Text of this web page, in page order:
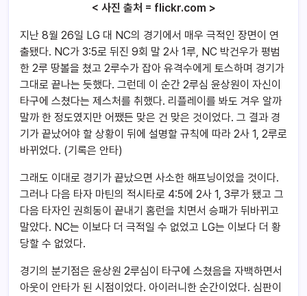
< 사진 출처 = flickr.com >
지난 8월 26일 LG 대 NC의 경기에서 매우 극적인 장면이 연
출됐다. NC가 3:5로 뒤진 9회 말 2사 1루, NC 박건우가 평범
한 2루 땅볼을 쳤고 2루수가 잡아 유격수에게 토스하며 경기가
그대로 끝나는 듯했다. 그런데 이 순간 2루심 윤상원이 자신이
타구에 스쳤다는 제스처를 취했다. 리플레이를 봐도 겨우 알까
말까 한 정도였지만 어쨌든 맞은 건 맞은 것이었다. 그 결과 경
기가 끝났어야 할 상황이 뒤에 설명할 규칙에 따라 2사 1, 2루로
바뀌었다. (기록은 안타)
그래도 이대로 경기가 끝났으면 사소한 해프닝이었을 것이다.
그러나 다음 타자 마틴의 적시타로 4:5에 2사 1, 3루가 됐고 그
다음 타자인 권희동이 끝내기 홈런을 치면서 승패가 뒤바뀌고
말았다. NC는 이보다 더 극적일 수 없었고 LG는 이보다 더 황
당할 수 없었다.
경기의 분기점은 윤상원 2루심이 타구에 스쳤음을 자백하면서
아웃이 안타가 된 시점이었다. 아이러니한 순간이었다. 심판이